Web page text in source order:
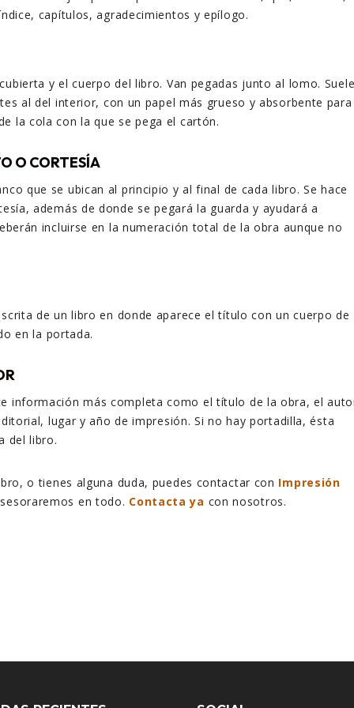
capítulos, agradecimientos y epílogo.
y el cuerpo del libro. Van pegadas junto al lomo.
al del interior, con un papel más grueso y absorbente para
la cola con la que se pega el cartón.
O CORTESÍA
que se ubican al principio y al final de cada libro. Se hace
además de donde se pegará la guarda y ayudará a
incluirse en la numeración total de la obra aunque no
de un libro en donde aparece el título con un cuerpo de
en la portada.
información más completa como el título de la obra, el
lugar y año de impresión. Si no hay portadilla, ésta
del libro.
o tienes alguna duda, puedes contactar con Impresión
en todo. Contacta ya con nosotros.